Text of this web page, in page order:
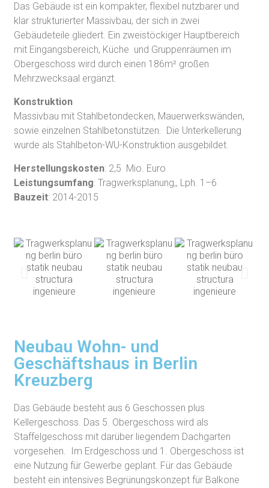
Das Gebäude ist ein kompakter, flexibel nutzbarer und
klar strukturierter Massivbau, der sich in zwei
Gebäudeteile gliedert. Ein zweistöckiger Hauptbereich
mit Eingangsbereich, Küche und Gruppenräumen im
Obergeschoss wird durch einen 186m² großen
Mehrzwecksaal ergänzt.
Konstruktion
Massivbau mit Stahlbetondecken, Mauerwerkswänden,
sowie einzelnen Stahlbetonstützen. Die Unterkellerung
wurde als Stahlbeton-WU-Konstruktion ausgebildet.
Herstellungskosten: 2,5 Mio. Euro
Leistungsumfang: Tragwerksplanung,, Lph. 1–6
Bauzeit: 2014-2015
Neubau Wohn- und
Geschäftshaus in Berlin
Kreuzberg
Das Gebäude besteht aus 6 Geschossen plus
Kellergeschoss. Das 5. Obergeschoss wird als
Staffelgeschoss mit darüber liegendem Dachgarten
vorgesehen. Im Erdgeschoss und 1. Obergeschoss ist
eine Nutzung für Gewerbe geplant. Für das Gebäude
besteht ein intensives Begrünungskonzept für Balkone